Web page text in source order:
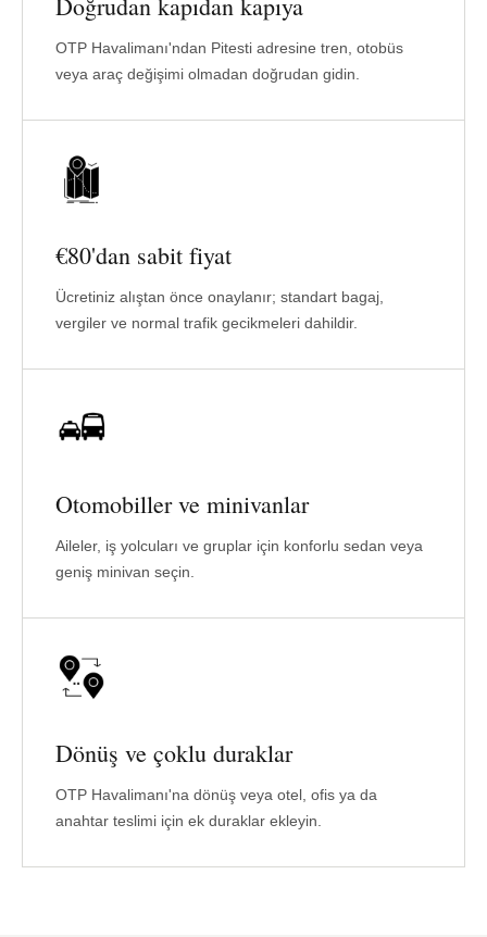
OTP Havalimanı'ndan Pitesti adresine tren, otobüs
veya araç değişimi olmadan doğrudan gidin.
€80'dan sabit fiyat
Ücretiniz alıştan önce onaylanır; standart bagaj,
vergiler ve normal trafik gecikmeleri dahildir.
Otomobiller ve minivanlar
Aileler, iş yolcuları ve gruplar için konforlu sedan veya
geniş minivan seçin.
Dönüş ve çoklu duraklar
OTP Havalimanı'na dönüş veya otel, ofis ya da
anahtar teslimi için ek duraklar ekleyin.